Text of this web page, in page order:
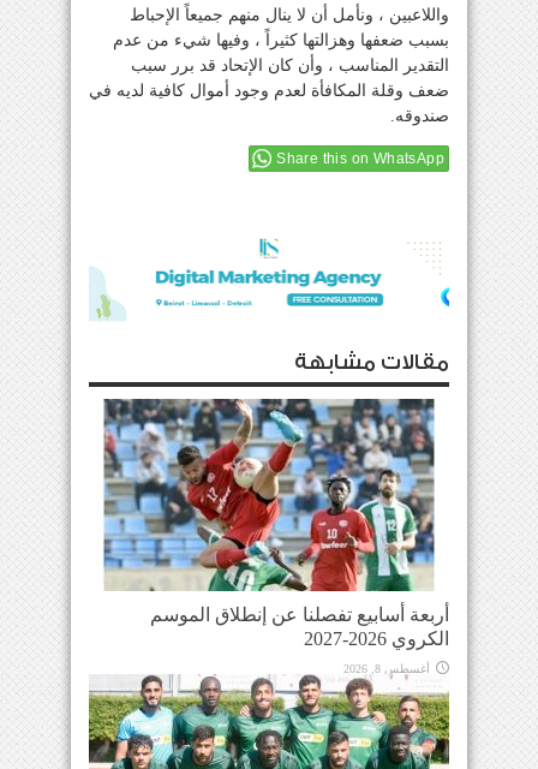
واللاعبين ، ونأمل أن لا ينال منهم جميعاً الإحباط
بسبب ضعفها وهزالتها كثيراً ، وفيها شيء من عدم
التقدير المناسب ، وأن كان الإتحاد قد برر سبب
ضعف وقلة المكافأة لعدم وجود أموال كافية لديه في
صندوقه.
Share this on WhatsApp
مقالات مشابهة
أربعة أسابيع تفصلنا عن إنطلاق الموسم
الكروي 2026-2027
أغسطس 8, 2026